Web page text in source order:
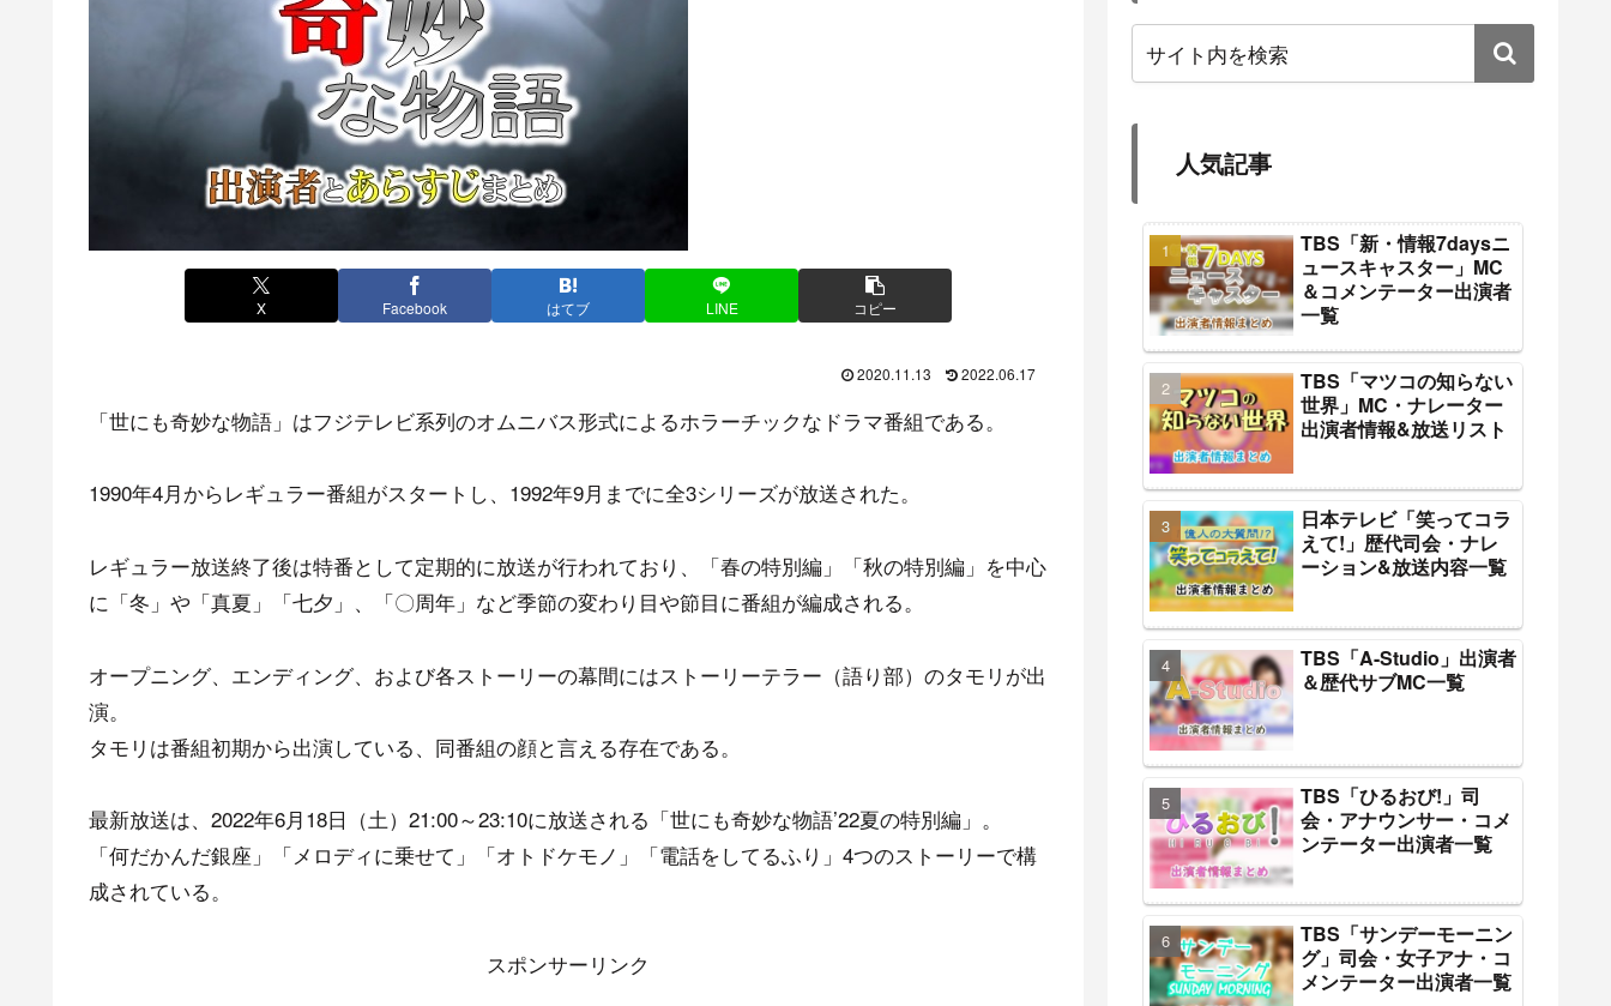
X Facebook はてブ LINE コピー
2020.11.13 2022.06.17
「世にも奇妙な物語」はフジテレビ系列のオムニバス形式によるホラーチックなドラマ番組である。
1990年4月からレギュラー番組がスタートし、1992年9月までに全3シリーズが放送された。
レギュラー放送終了後は特番として定期的に放送が行われており、「春の特別編」「秋の特別編」を中心
に「冬」や「真夏」「七夕」、「〇周年」など季節の変わり目や節目に番組が編成される。
オープニング、エンディング、および各ストーリーの幕間にはストーリーテラー（語り部）のタモリが出
演。
タモリは番組初期から出演している、同番組の顔と言える存在である。
最新放送は、2022年6月18日（土）21:00～23:10に放送される「世にも奇妙な物語’22夏の特別編」。
「何だかんだ銀座」「メロディに乗せて」「オトドケモノ」「電話をしてるふり」4つのストーリーで構
成されている。
スポンサーリンク
人気記事
TBS「新・情報7daysニ
ュースキャスター」MC
＆コメンテーター出演者
一覧
TBS「マツコの知らない
世界」MC・ナレーター
出演者情報&放送リスト
日本テレビ「笑ってコラ
えて!」歴代司会・ナレ
ーション&放送内容一覧
TBS「A-Studio」出演者
＆歴代サブMC一覧
TBS「ひるおび!」司
会・アナウンサー・コメ
ンテーター出演者一覧
TBS「サンデーモーニン
グ」司会・女子アナ・コ
メンテーター出演者一覧